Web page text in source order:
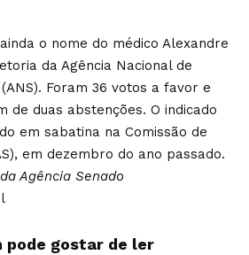
o nome do médico Alexandre
da Agência Nacional de
Foram 36 votos a favor e
de duas abstenções. O indicado
em sabatina na Comissão de
em dezembro do ano passado.
Agência Senado
pode gostar de ler